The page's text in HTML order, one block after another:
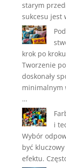
starym
sukcesu jest
krok po kroku
Tworzenie
doskonały
minimalnym
…
i
Wybór
być
efektu.